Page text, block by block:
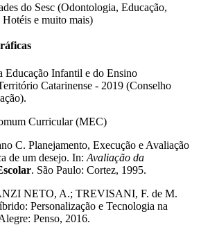
do Sesc (Odontologia, Educação,
Hotéis e muito mais)
Educação Infantil e do Ensino
Catarinense - 2019 (Conselho
Curricular (MEC)
C. Planejamento, Execução e Avaliação
de um desejo. In: Avaliação da
. São Paulo: Cortez, 1995.
NETO, A.; TREVISANI, F. de M.
Personalização e Tecnologia na
Penso, 2016.